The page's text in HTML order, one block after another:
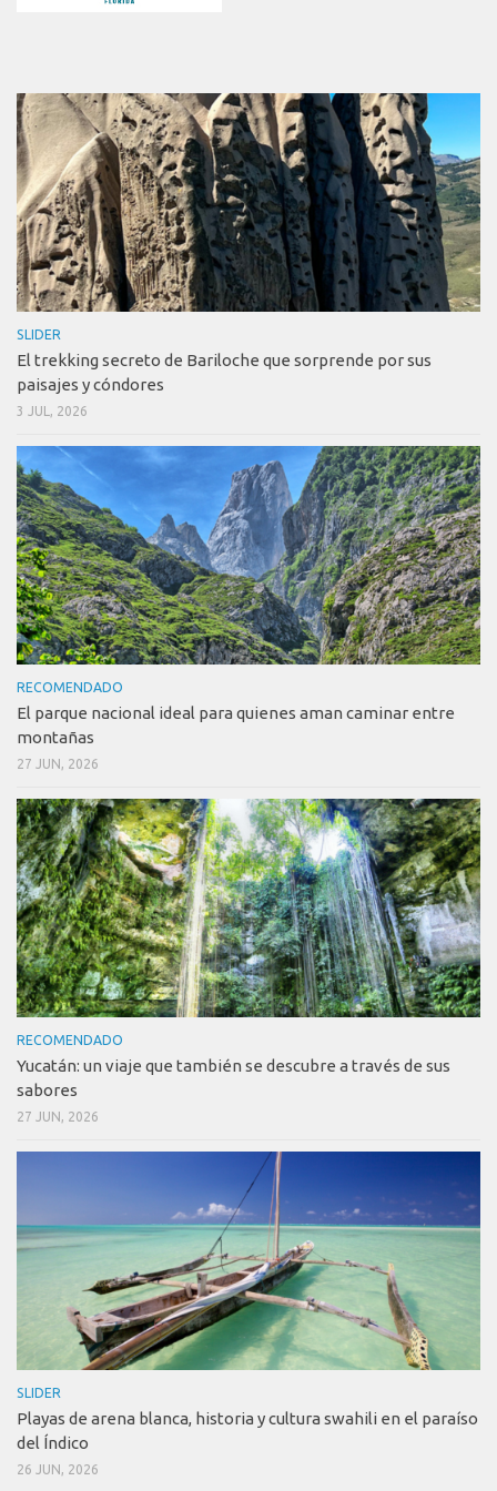
SLIDER
El trekking secreto de Bariloche que sorprende por sus
paisajes y cóndores
3 JUL, 2026
RECOMENDADO
El parque nacional ideal para quienes aman caminar entre
montañas
27 JUN, 2026
RECOMENDADO
Yucatán: un viaje que también se descubre a través de sus
sabores
27 JUN, 2026
SLIDER
Playas de arena blanca, historia y cultura swahili en el paraíso
del Índico
26 JUN, 2026